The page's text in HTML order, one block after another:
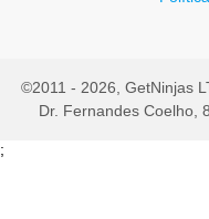
©2011 - 2026, GetNinjas
Dr. Fernandes Coelho,
;